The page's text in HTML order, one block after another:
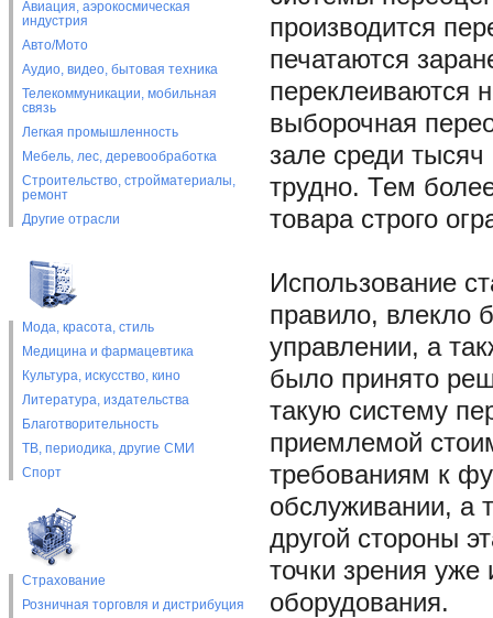
Авиация, аэрокосмическая
индустрия
Авто/Мото
Аудио, видео, бытовая техника
Телекоммуникации, мобильная
связь
Легкая промышленность
Мебель, лес, деревообработка
Строительство, стройматериалы,
ремонт
Другие отрасли
Мода, красота, стиль
Медицина и фармацевтика
Культура, искусство, кино
Литература, издательства
Благотворительность
ТВ, периодика, другие СМИ
Спорт
Страхование
Розничная торговля и дистрибуция
производится
печатаются
переклеиваются
выборочная
зале среди
трудно. Тем
товара строго
Использование
правило, влекло
управлении, а
было принято
такую систему
приемлемой
требованиям к
обслуживании, а
другой стороны
точки зрения
оборудования.